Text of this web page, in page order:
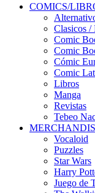
COMICS/
Clasicos /
Comic
Comic
Cómic
Comic
Libros
Manga
Revistas
Tebeo
Vocaloid
Puzzles
Star Wars
Harry
Juego de